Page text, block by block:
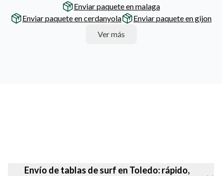
Enviar paquete en malaga
Enviar paquete en cerdanyola
Enviar paquete en gijon
Ver más
Envío de tablas de surf en Toledo: rápido,